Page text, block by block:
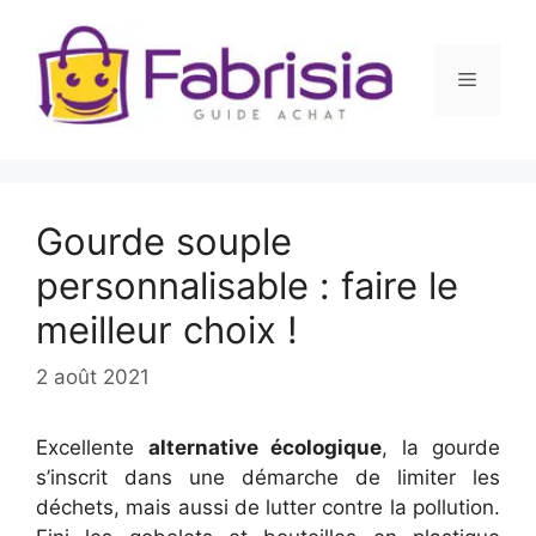
contenu
Menu
Gourde souple
personnalisable : faire le
meilleur choix !
2 août 2021
Excellente alternative écologique, la gourde
s’inscrit dans une démarche de limiter les
déchets, mais aussi de lutter contre la pollution.